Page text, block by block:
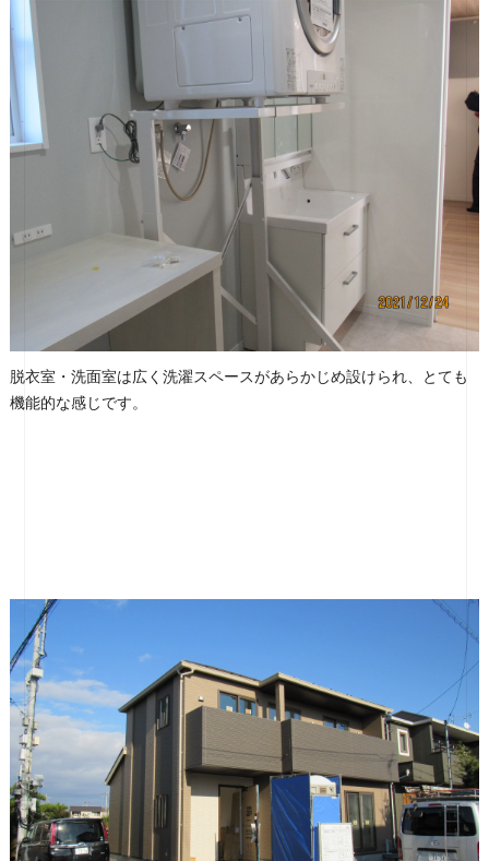
脱衣室・洗面室は広く洗濯スペースがあらかじめ設けられ、とても
機能的な感じです。